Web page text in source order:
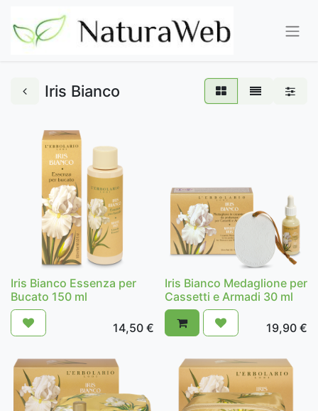
Iris Bianco
Iris Bianco Essenza per
Bucato 150 ml
14,50€
Iris Bianco Medaglione per
Cassetti e Armadi 30 ml
19,90 €